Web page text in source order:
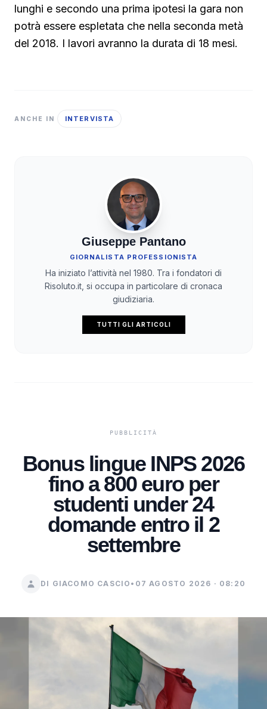
lunghi e secondo una prima ipotesi la gara non
potrà essere espletata che nella seconda metà
del 2018. I lavori avranno la durata di 18 mesi.
ANCHE IN INTERVISTA
Giuseppe Pantano
GIORNALISTA PROFESSIONISTA
Ha iniziato l’attività nel 1980. Tra i fondatori di
Risoluto.it, si occupa in particolare di cronaca
giudiziaria.
TUTTI GLI ARTICOLI
Bonus lingue INPS 2026
fino a 800 euro per
studenti under 24
domande entro il 2
settembre
DI GIACOMO CASCIO • 07 AGOSTO 2026 · 08:20